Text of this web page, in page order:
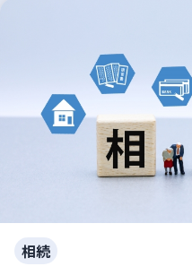
相続